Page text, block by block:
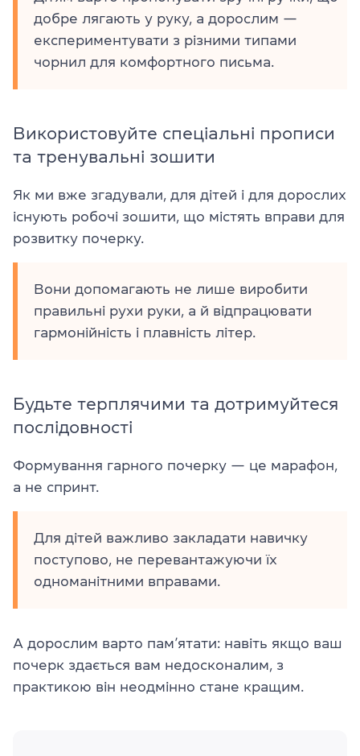
добре лягають у руку, а дорослим —
експериментувати з різними типами
чорнил для комфортного письма.
Використовуйте спеціальні прописи
та тренувальні зошити
Як ми вже згадували, для дітей і для дорослих
існують робочі зошити, що містять вправи для
розвитку почерку.
Вони допомагають не лише виробити
правильні рухи руки, а й відпрацювати
гармонійність і плавність літер.
Будьте терплячими та дотримуйтеся
послідовності
Формування гарного почерку — це марафон,
а не спринт.
Для дітей важливо закладати навичку
поступово, не перевантажуючи їх
одноманітними вправами.
А дорослим варто пам’ятати: навіть якщо ваш
почерк здається вам недосконалим, з
практикою він неодмінно стане кращим.